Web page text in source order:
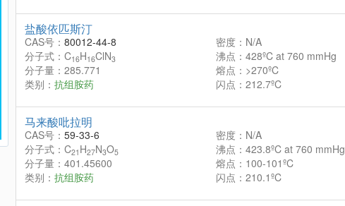
盐酸依匹斯汀
CAS号： 80012-44-8
分子式：C16H16ClN3
分子量：285.771
类别： 抗组胺药
密度：N/A
沸点：428ºC at 760 mmHg
熔点：>270ºC
闪点：212.7ºC
马来酸吡拉明
CAS号： 59-33-6
分子式：C21 H27N3O5
分子量：401.45600
类别： 抗组胺药
密度：N/A
沸点：423.8ºC at 760 mmHg
熔点：100-101ºC
闪点：210.1ºC